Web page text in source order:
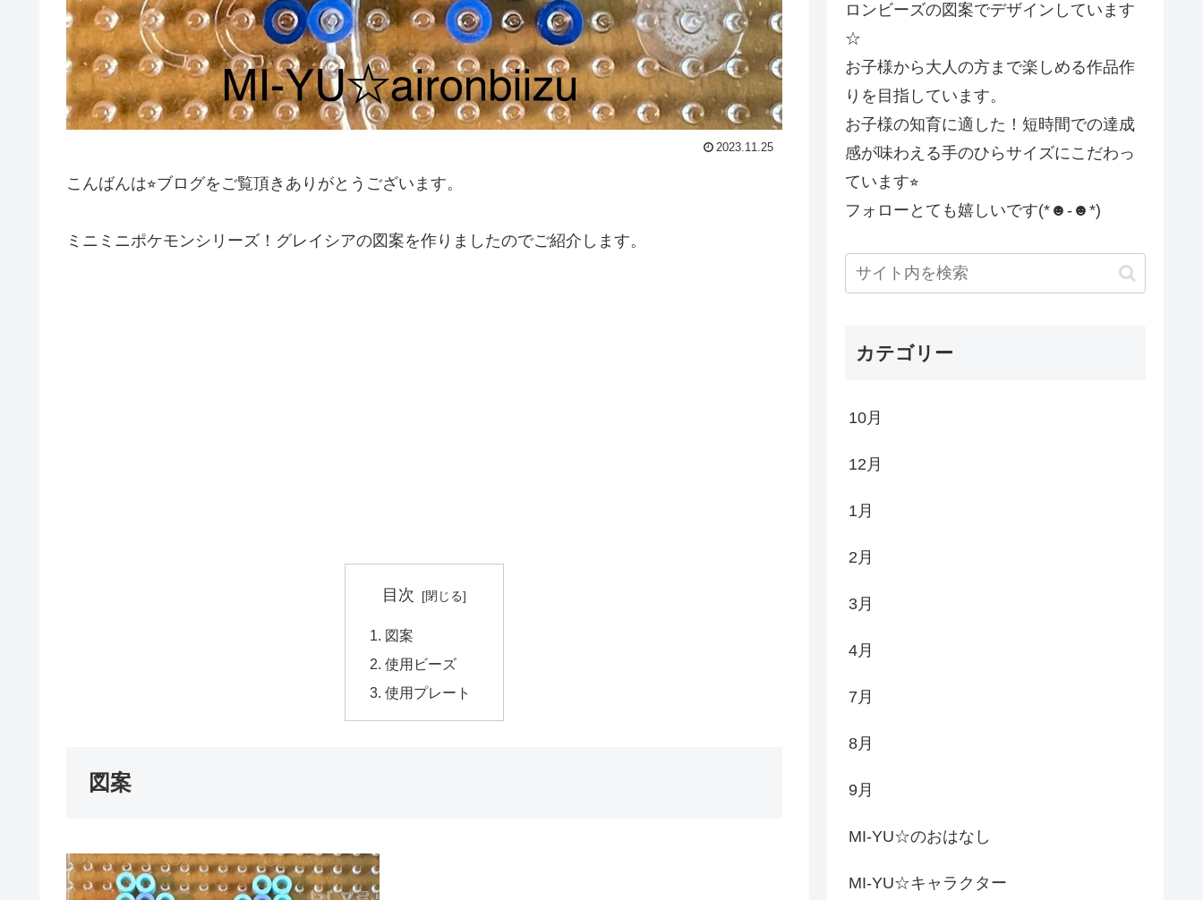
2023.11.25
こんばんは⭐︎ブログをご覧頂きありがとうございます。
ミニミニポケモンシリーズ！グレイシアの図案を作りましたのでご紹介します。
目次
図案
使用ビーズ
使用プレート
図案
ロンビーズの図案でデザインしています
☆
お子様から大人の方まで楽しめる作品作
りを目指しています。
お子様の知育に適した！短時間での達成
感が味わえる手のひらサイズにこだわっ
ています⭐︎
フォローとても嬉しいです(*☻-☻*)
カテゴリー
10月
12月
1月
2月
3月
4月
7月
8月
9月
MI-YU☆のおはなし
MI-YU☆キャラクター